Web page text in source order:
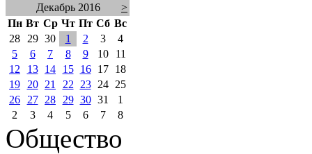
Декабрь 2016
>
Пн Вт Ср Чт Пт Сб Вс
28
29 30 1 2 3
4
5
6 7 8 9 10
11
12
13 14 15 16 17
18
19
20 21 22 23 24
25
26
27 28 29 30 31
1
2
3 4 5 6 7 8
Общество